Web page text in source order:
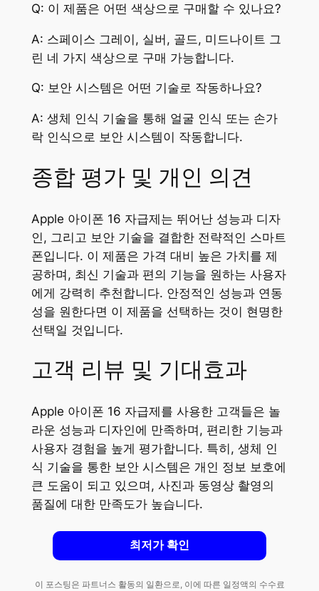
Q: 이 제품은 어떤 색상으로 구매할 수 있나요?
A: 스페이스 그레이, 실버, 골드, 미드나이트 그
린 네 가지 색상으로 구매 가능합니다.
Q: 보안 시스템은 어떤 기술로 작동하나요?
A: 생체 인식 기술을 통해 얼굴 인식 또는 손가
락 인식으로 보안 시스템이 작동합니다.
종합 평가 및 개인 의견
Apple 아이폰 16 자급제는 뛰어난 성능과 디자
인, 그리고 보안 기술을 결합한 전략적인 스마트
폰입니다. 이 제품은 가격 대비 높은 가치를 제
공하며, 최신 기술과 편의 기능을 원하는 사용자
에게 강력히 추천합니다. 안정적인 성능과 연동
성을 원한다면 이 제품을 선택하는 것이 현명한
선택일 것입니다.
고객 리뷰 및 기대효과
Apple 아이폰 16 자급제를 사용한 고객들은 놀
라운 성능과 디자인에 만족하며, 편리한 기능과
사용자 경험을 높게 평가합니다. 특히, 생체 인
식 기술을 통한 보안 시스템은 개인 정보 보호에
큰 도움이 되고 있으며, 사진과 동영상 촬영의
품질에 대한 만족도가 높습니다.
최저가 확인
이 포스팅은 파트너스 활동의 일환으로, 이에 따른 일정액의 수수료